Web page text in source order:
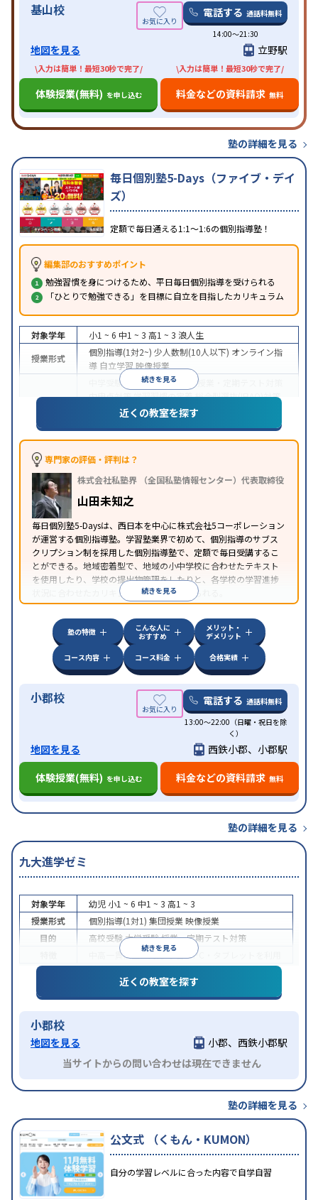
基山校 電話する 通話料無料
14:00〜21:30
地図を見る 立野駅
\入力は簡単！最短30秒で完了/
体験授業(無料) を申し込む
\入力は簡単！最短30秒で完了/
料金などの資料請求 無料
塾の詳細を見る
毎日個別塾5-Days（ファイブ・デイ
ズ）
定額で毎日通える1:1〜1:6の個別指導塾！
編集部のおすすめポイント
勉強習慣を身につけるため、平日毎日個別指導を受けられる
「ひとりで勉強できる」を目標に自立を目指したカリキュラム
続きを見る
対象学年 小1 ~ 6 中1 ~ 3 高1 ~ 3 浪人生
授業形式
個別指導(1対2~) 少人数制(10人以下) オンライン指
導 自立学習 映像授業
中学受験 高校受験大学受験
授業・定期テスト対策
内申点対策学習習慣の定着総合型選抜(旧AO)対策
推薦入試対策 学校別特化対策
漢検(漢字検
特徴
中高一貫校生に対応
可能不登校生に対応オンライン対応1科目から受
講可能 季節講習のみの受講可
対応自習室あり
近くの教室を探す
専門家の評価・評判は？
株式会社私塾界 （全国私塾情報センター）代表取締役
山田未知之
毎日個別塾5-Daysは、西日本を中心に株式会社5コーポレーション
が運営する個別指導塾。学習塾業界で初めて、個別指導のサブス
クリプション制を採用した個別指導塾で、定額で毎日受講するこ
とができる。地域密着型で、地域の小中学校に合わせたテキスト
を使用したり、学校の提出物管理をしたりと、各学校の学習進捗
状況に合わせたカリキュラムで指導が受けられる。
続きを見る
塾の特徴
こんな人に
おすすめ
メリット・
デメリット
コース内容
コース料金 合格実績
小郡校 電話する 通話料無料
13:00～22:00（日曜・祝日を除
く）
地図を見る
西鉄小郡、小郡駅
体験授業(無料) を申し込む 料金などの資料請求 無料
塾の詳細を見る
九大進学ゼミ
続きを見る
対象学年 幼児 小1 ~ 6 中1 ~ 3 高1 ~ 3
授業形式
個別指導(1対1) 集団授業映像授業
目的
高校受験大学受験授業・定期テスト対策
中高一貫校生に対応学習にPC・タブレットを利用
近くの教室を探す
小郡校
地図を見る
小郡、西鉄小郡駅
当サイトからの問い合わせは現在できません
塾の詳細を見る
公文式 （くもん・KUMON）
自分の学習レベルに合った内容で自学自習